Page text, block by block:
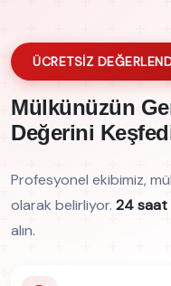
ÜCRETSİZ
Mülkünüzün
Değerini
Profesyonel ekibimiz,
olarak belirliyor. 24 saat
alın.